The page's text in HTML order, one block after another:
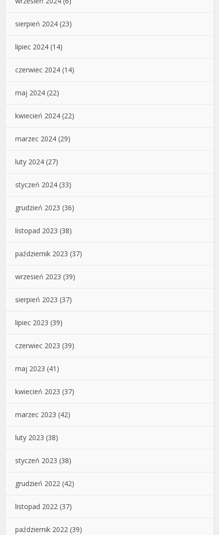
sierpień 2024 (23)
lipiec 2024 (14)
czerwiec 2024 (14)
maj 2024 (22)
kwiecień 2024 (22)
marzec 2024 (29)
luty 2024 (27)
styczeń 2024 (33)
grudzień 2023 (36)
listopad 2023 (38)
październik 2023 (37)
wrzesień 2023 (39)
sierpień 2023 (37)
lipiec 2023 (39)
czerwiec 2023 (39)
maj 2023 (41)
kwiecień 2023 (37)
marzec 2023 (42)
luty 2023 (38)
styczeń 2023 (38)
grudzień 2022 (42)
listopad 2022 (37)
październik 2022 (39)